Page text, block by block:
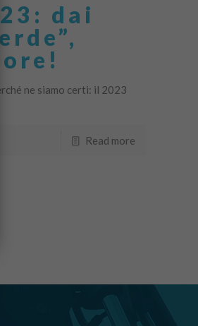
dai
ne siamo certi: il 2023
Read more